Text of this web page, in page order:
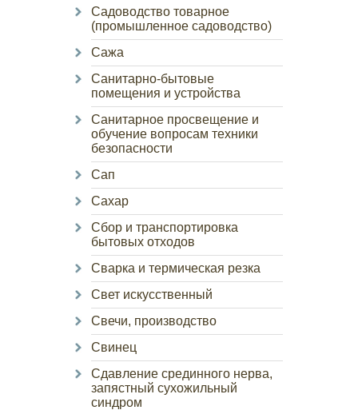
Садоводство товарное
(промышленное садоводство)
Сажа
Санитарно-бытовые
помещения и устройства
Санитарное просвещение и
обучение вопросам техники
безопасности
Сап
Сахар
Сбор и транспортировка
бытовых отходов
Сварка и термическая резка
Свет искусственный
Свечи, производство
Свинец
Сдавление срединного нерва,
запястный сухожильный
синдром